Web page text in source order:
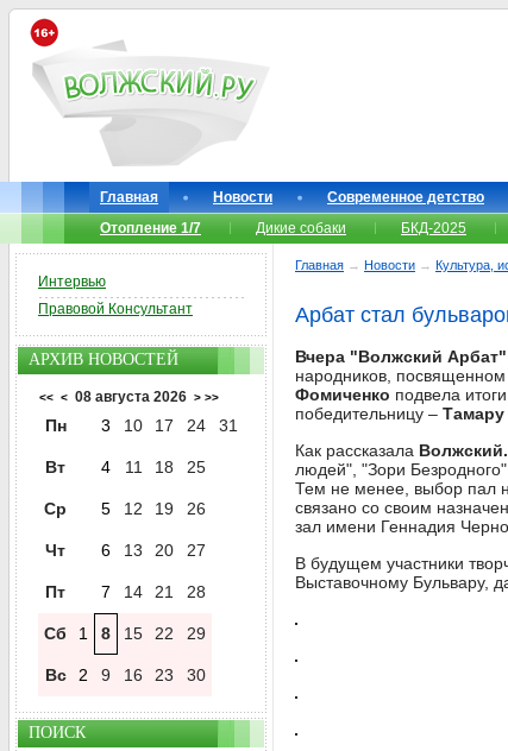
Главная Новости Современное детство
Отопление 1/7
Дикие собаки БКД-2025
Главная → Новости → Культура,
Арбат стал
Вчера "Волжский
народников,
Фомиченко подвела
победительницу – Тамару
Как рассказала
людей", "Зори
Тем не менее, выбор пал
связано со своим
зал имени Геннадия
В будущем участники
Выставочному Бульвару,
Интервью
Правовой Консультант
АРХИВ НОВОСТЕЙ
<< < 08 августа 2026 > >>
Пн 3 10 17 24 31
Вт 4 11 18 25
Ср 5 12 19 26
Чт 6 13 20 27
Пт 7 14 21 28
Сб 1 8 15 22 29
Вс 2 9 16 23 30
ПОИСК